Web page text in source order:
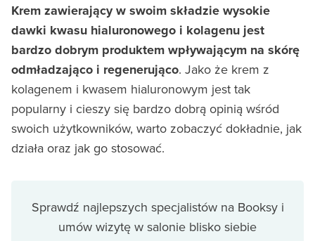
Krem zawierający w swoim składzie wysokie
dawki kwasu hialuronowego i kolagenu jest
bardzo dobrym produktem wpływającym na skórę
odmładzająco i regenerująco. Jako że krem z
kolagenem i kwasem hialuronowym jest tak
popularny i cieszy się bardzo dobrą opinią wśród
swoich użytkowników, warto zobaczyć dokładnie, jak
działa oraz jak go stosować.
Sprawdź najlepszych specjalistów na Booksy i
umów wizytę w salonie blisko siebie